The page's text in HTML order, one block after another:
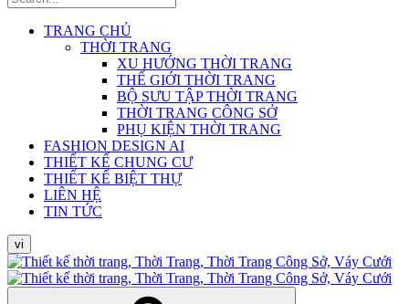
TRANG CHỦ
THỜI TRANG
XU HƯỚNG THỜI TRANG
THẾ GIỚI THỜI TRANG
BỘ SƯU TẬP THỜI TRANG
THỜI TRANG CÔNG SỞ
PHỤ KIỆN THỜI TRANG
FASHION DESIGN AI
THIẾT KẾ CHUNG CƯ
THIẾT KẾ BIỆT THỰ
LIÊN HỆ
TIN TỨC
vi